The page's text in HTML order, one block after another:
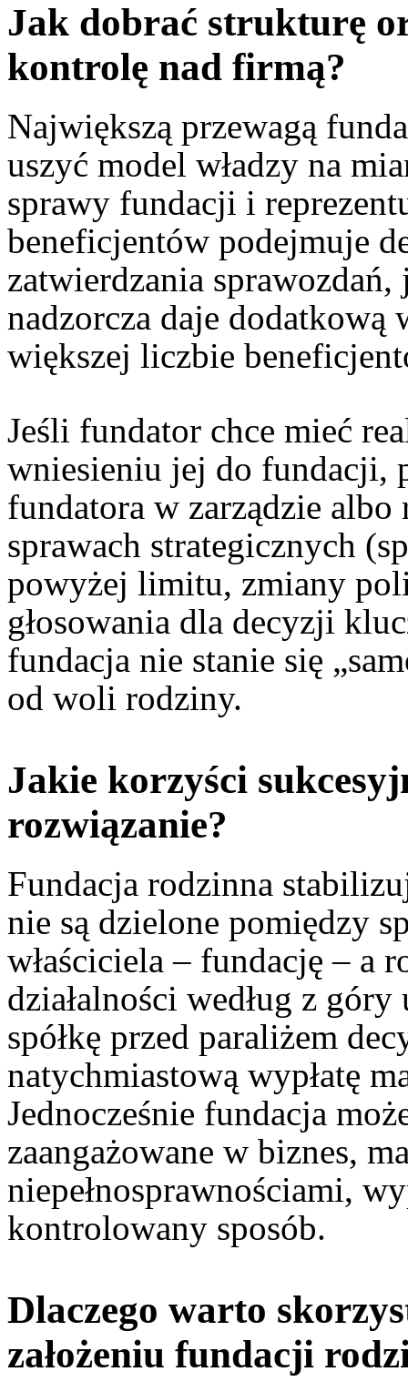
Jak dobrać strukturę
kontrolę nad firmą?
Największą przewagą
uszyć model władzy na
sprawy fundacji i
beneficjentów podejmuje
zatwierdzania
nadzorcza daje dodatkową
większej liczbie
Jeśli fundator chce mieć
wniesieniu jej do fundacji,
fundatora w zarządzie
sprawach strategicznych
powyżej limitu, zmiany
głosowania dla decyzji
fundacja nie stanie się
od woli rodziny.
Jakie korzyści
rozwiązanie?
Fundacja rodzinna
nie są dzielone pomiędzy
właściciela – fundację – a
działalności według z
spółkę przed paraliżem
natychmiastową wypłatę
Jednocześnie fundacja
zaangażowane w biznes,
niepełnosprawnościami,
kontrolowany sposób.
Dlaczego warto
założeniu fundacji